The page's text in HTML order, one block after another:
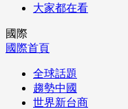
大家都在看
國際
國際首頁
全球話題
趨勢中國
世界新台商